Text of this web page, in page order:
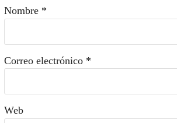
Nombre *
Correo electrónico *
Web